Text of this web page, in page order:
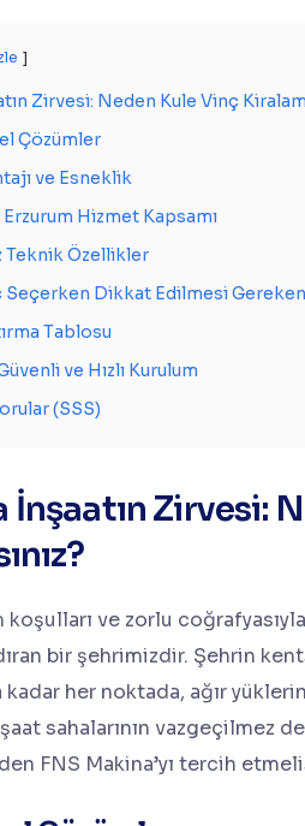
Zirvesi: Neden Kule Vinç
Çözümler
ve Esneklik
Erzurum Hizmet Kapsamı
Teknik Özellikler
Seçerken Dikkat Edilmesi
Tablosu
ve Hızlı Kurulum
(SSS)
İnşaatın Zirvesi:
koşulları ve zorlu
bir şehrimizdir. Şehrin
kadar her noktada, ağır
sahalarının vazgeçilmez
FNS Makina’yı tercih